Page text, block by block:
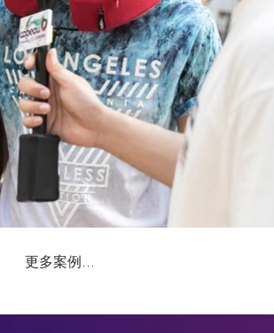
更多案例...